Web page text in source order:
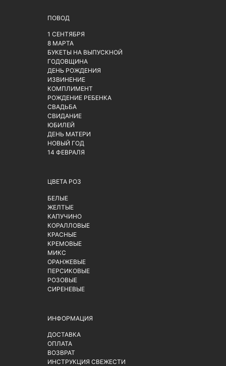
ПОВОД
1 СЕНТЯБРЯ
8 МАРТА
БУКЕТЫ НА ВЫПУСКНОЙ
ГОДОВЩИНА
ДЕНЬ РОЖДЕНИЯ
ИЗВИНЕНИЕ
КОМПЛИМЕНТ
РОЖДЕНИЕ РЕБЕНКА
СВАДЬБА
СВИДАНИЕ
ЮБИЛЕЙ
ДЕНЬ МАТЕРИ
НОВЫЙ ГОД
14 ФЕВРАЛЯ
ЦВЕТА РОЗ
БЕЛЫЕ
ЖЕЛТЫЕ
КАПУЧИНО
КОРАЛЛОВЫЕ
КРАСНЫЕ
КРЕМОВЫЕ
МИКС
ОРАНЖЕВЫЕ
ПЕРСИКОВЫЕ
РОЗОВЫЕ
СИРЕНЕВЫЕ
ИНФОРМАЦИЯ
ДОСТАВКА
ОПЛАТА
ВОЗВРАТ
ИНСТРУКЦИЯ СВЕЖЕСТИ